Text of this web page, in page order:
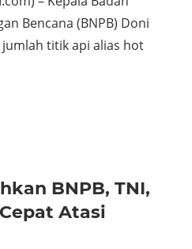
Bencana (BNPB) Doni
titik api alias hot
BNPB, TNI,
Atasi